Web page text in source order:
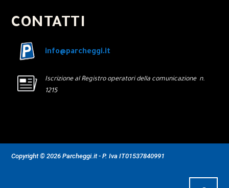
CONTATTI
info@parcheggi.it
Iscrizione al Registro operatori della comunicazione n.
1215
Copyright © 2026 Parcheggi.it - P. Iva IT01537840991